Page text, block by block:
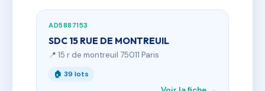
AD5887153
SDC 15 RUE DE MONTREUIL
📍 15 r de montreuil 75011 Paris
🏠 39 lots